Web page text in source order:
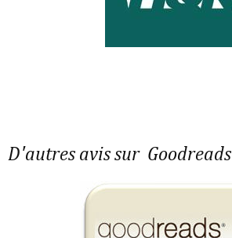
D'autres avis sur Goodreads